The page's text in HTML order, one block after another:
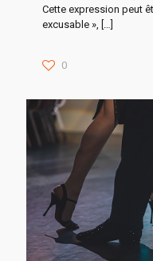
Cette expression peut
excusable », […]
0